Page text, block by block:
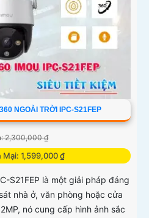
NGOÀI TRỜI IPC-S21FEP
2,300,000 ₫
Mại: 1,599,000 ₫
S21FEP là một giải pháp đáng
nhà ở, văn phòng hoặc cửa
nó cung cấp hình ảnh sắc